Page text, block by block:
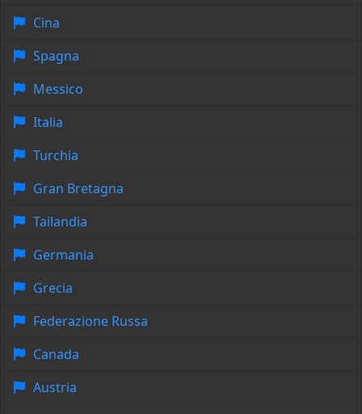
Cina
Spagna
Messico
Italia
Turchia
Gran Bretagna
Tailandia
Germania
Grecia
Federazione Russa
Canada
Austria